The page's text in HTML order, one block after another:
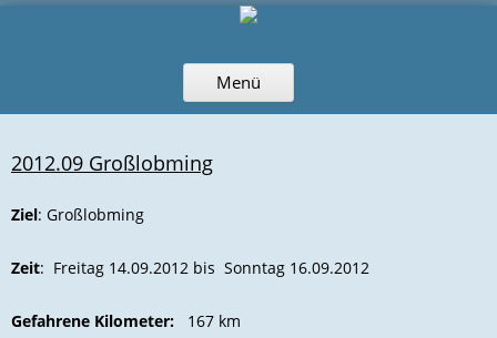
Menü
Zum
springen
2012.09 Großlobming
Ziel: Großlobming
Zeit: Freitag 14.09.2012 bis Sonntag 16.09.2012
Gefahrene Kilometer: 167 km